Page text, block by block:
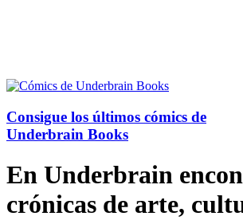
Consigue los últimos cómics de
Underbrain Books
En Underbrain
crónicas de arte,